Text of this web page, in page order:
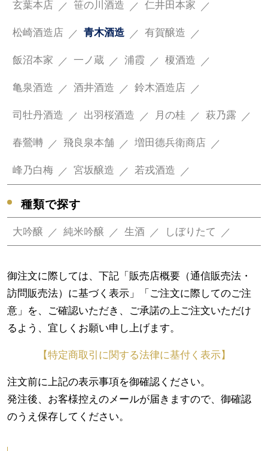
玄葉本店 笹の川酒造 仁井田本家
松崎酒造店 青木酒造 有賀醸造
飯沼本家 一ノ蔵 浦霞 榎酒造
亀泉酒造 酒井酒造 鈴木酒造店
司牡丹酒造 出羽桜酒造 月の桂 萩乃露
春鶯囀 飛良泉本舗 増田德兵衛商店
峰乃白梅 宮坂醸造 若戎酒造
種類で探す
大吟醸 純米吟醸 生酒 しぼりたて
御注文に際しては、下記「販売店概要（通信販売法・
訪問販売法）に基づく表示」「ご注文に際してのご注
意」を、ご確認いただき、ご承諾の上ご注文いただけ
るよう、宜しくお願い申し上げます。
【特定商取引に関する法律に基付く表示】
注文前に上記の表示事項を御確認ください。
発注後、お客様控えのメールが届きますので、御確認
のうえ保存してください。